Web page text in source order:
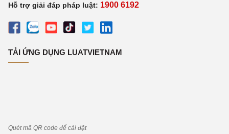
Hỗ trợ giải đáp pháp luật: 1900 6192
TẢI ỨNG DỤNG LUATVIETNAM
Quét mã QR code để cài đặt